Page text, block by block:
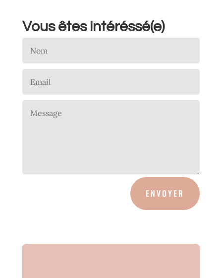
Vous êtes intéréssé(e)
ENVOYER